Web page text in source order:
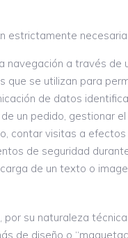
estrictamente
navegación a través
que se utilizan para
de datos
un pedido, gestionar
contar visitas a
de seguridad
de un texto o
su naturaleza
de diseño o